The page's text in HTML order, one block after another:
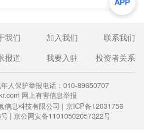
我们 加入我们
联系我们
报道 我要入驻 投资者关系
人保护举报电话：010-89650707
网上有害信息举报
信息科技有限公司 | 京ICP备12031756
| 京公网安备11010502057322号